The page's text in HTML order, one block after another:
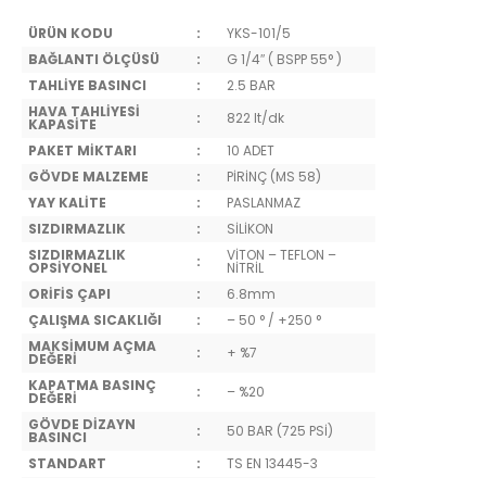
ÜRÜN KODU :
YKS-101/5
BAĞLANTI ÖLÇÜSÜ
:
G 1/4″ ( BSPP 55° )
TAHLİYE BASINCI
:
2.5 BAR
HAVA TAHLİYESİ
KAPASİTE :
822 lt/dk
PAKET MİKTARI
:
10 ADET
GÖVDE MALZEME
:
PİRİNÇ (MS 58)
YAY KALİTE
:
PASLANMAZ
SIZDIRMAZLIK
:
SİLİKON
SIZDIRMAZLIK
OPSİYONEL : VİTON – TEFLON –
NİTRİL
ORİFİS ÇAPI
:
6.8mm
ÇALIŞMA SICAKLIĞI
:
– 50 ° / +250 °
MAKSİMUM AÇMA
DEĞERİ :
+ %7
KAPATMA BASINÇ
DEĞERİ :
– %20
GÖVDE DİZAYN
BASINCI :
50 BAR (725 PSİ)
STANDART
:
TS EN 13445-3